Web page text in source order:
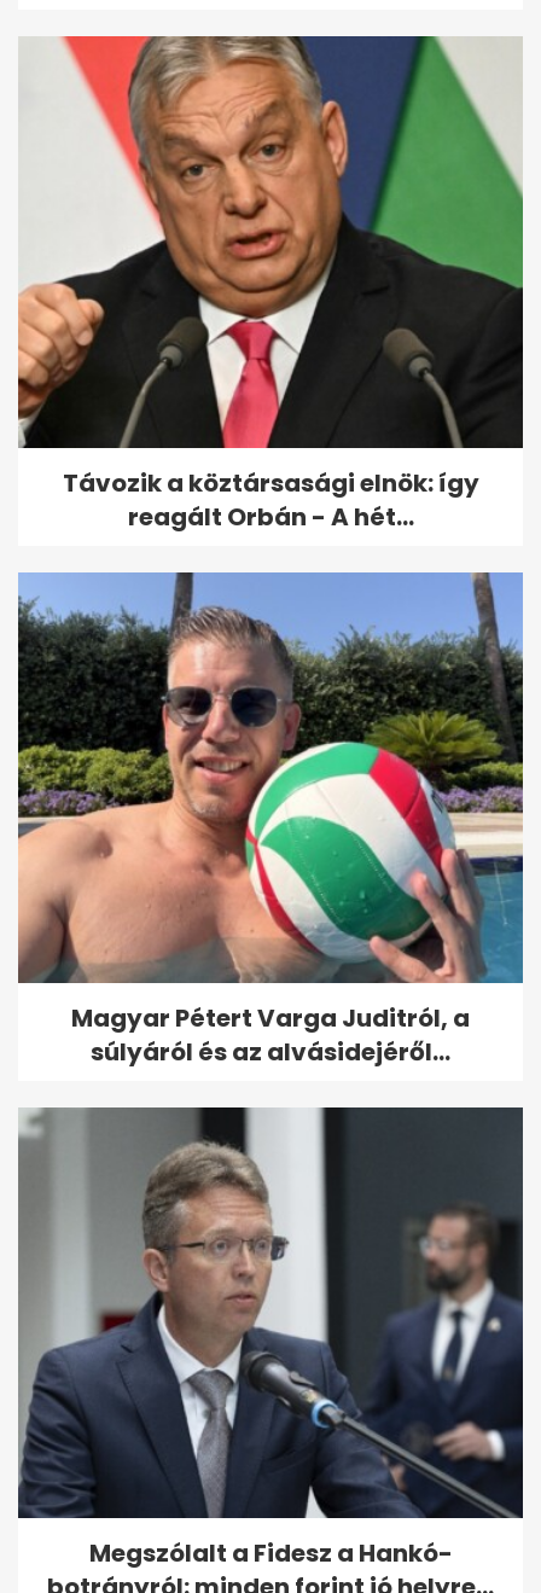
Távozik a köztársasági elnök: így
reagált Orbán - A hét...
Magyar Pétert Varga Juditról, a
súlyáról és az alvásidejéről...
Megszólalt a Fidesz a Hankó-